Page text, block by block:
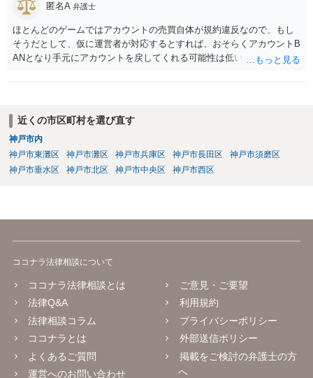
匿名A 弁護士
ほとんどのゲームではアカウントの売買自体が規約違反なので、もし
そうだとして、仮に運営者が対応するとすれば、おそらくアカウントB
ANとなり手元にアカウントを戻してくれる可能性は低いかもしれませ
絶）を食らう可能性があります。RMTが許されているゲーム（海外の
変わるかもしれませんが…
近くの市区町村を選び直す
神戸市内
神戸市東灘区
神戸市灘区 神戸市兵庫区 神戸市長田区
神戸市須磨区
神戸市垂水区
神戸市北区 神戸市中央区 神戸市西区
ココナラ法律相談について
ココナラ法律相談とは
法律Q&A
法律相談コラム
ココナラとは
よくあるご質問
運営へのお問い合わせ
ご意見・ご要望
利用規約
プライバシーポリシー
外部送信ポリシー
掲載をご検討の弁護士の方
へ